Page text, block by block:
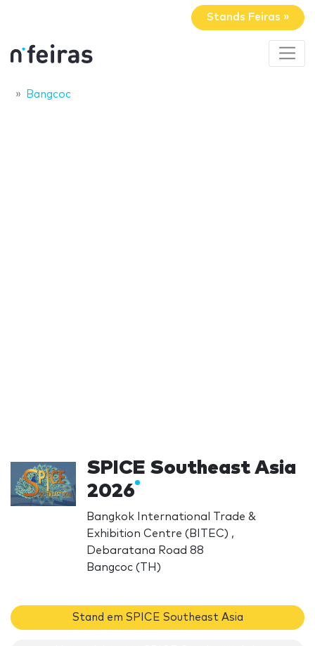
Stands Feiras »
Bangcoc
SPICE Southeast Asia
2026
Bangkok International Trade &
Exhibition Centre (BITEC) ,
Debaratana Road 88
Bangcoc (TH)
Stand em SPICE Southeast Asia